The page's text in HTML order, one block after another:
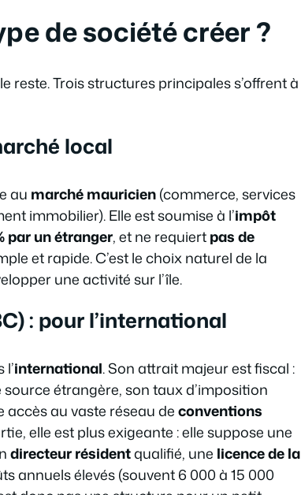
de société créer ?
reste. Trois structures principales s’offrent à
local
au marché mauricien(commerce, services
immobilier). Elle est soumise à l’impôt
par un étranger, et ne requiertpas de
et rapide. C’est le choix naturel de la
une activité sur l’île.
: pour l’international
international. Son attrait majeur est fiscal :
étrangère, son taux d’imposition
accès au vaste réseau deconventions
elle est plus exigeante : elle suppose une
directeur résidentqualifié, une licence de la
annuels élevés (souvent 6 000 à 15 000